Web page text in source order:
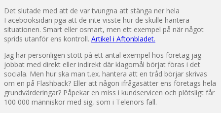
Det slutade med att de var tvungna att stänga ner hela
Facebooksidan pga att de inte visste hur de skulle hantera
situationen. Smart eller osmart, men ett exempel på när något
sprids utanför ens kontroll. Artikel i Aftonbladet.
Jag har personligen stött på ett antal exempel hos företag jag
jobbat med direkt eller indirekt där klagomål börjat föras i det
sociala. Men hur ska man t.ex. hantera att en tråd börjar skrivas
om en på Flashback? Eller att någon ifrågasätter ens företags hela
grundvärderingar? Påpekar en miss i kundservicen och plötsligt får
100 000 människor med sig, som i Telenors fall.